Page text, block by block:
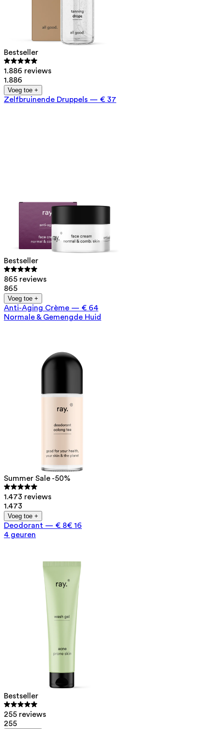
Bestseller
1.886 reviews
1.886
Voeg toe +
Zelfbruinende Druppels — € 37
Bestseller
865 reviews
865
Voeg toe +
Anti-Aging Crème — € 64
Normale & Gemengde Huid
Summer Sale -50%
1.473 reviews
1.473
Voeg toe +
Deodorant — € 8€ 16
4 geuren
Bestseller
255 reviews
255